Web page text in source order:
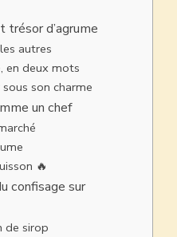
d’agrume
autres
en deux mots
son charme
un chef
🔥
confisage sur
de sirop